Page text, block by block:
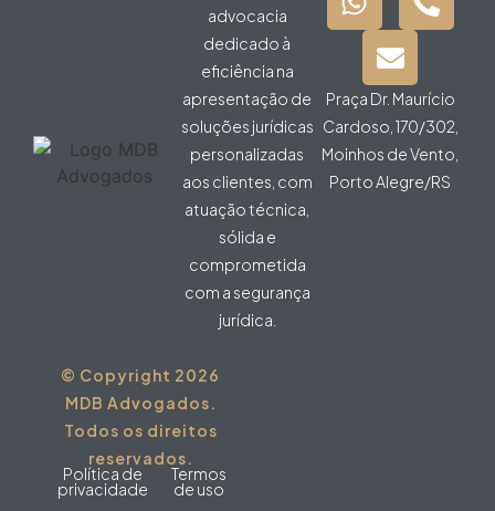
advocacia
dedicado à
eficiência na
apresentação de
soluções jurídicas
personalizadas
aos clientes, com
atuação técnica,
sólida e
comprometida
com a segurança
jurídica.
Praça Dr. Maurício
Cardoso, 170/302,
Moinhos de Vento,
Porto Alegre/RS
© Copyright 2026
MDB Advogados.
Todos os direitos
reservados.
Política de
privacidade
Termos
de uso